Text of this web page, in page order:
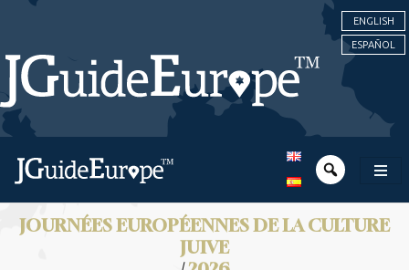
ENGLISH
ESPAÑOL
JOURNÉES EUROPÉENNES DE LA CULTURE
JUIVE